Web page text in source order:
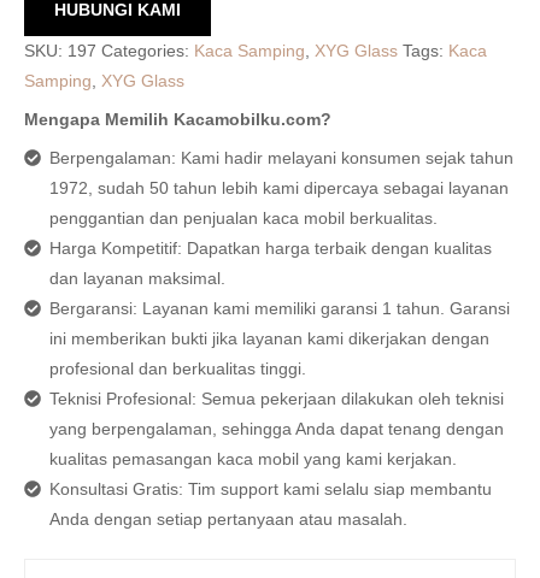
HUBUNGI KAMI
SKU: 197 Categories: Kaca Samping, XYG Glass Tags: Kaca
Samping, XYG Glass
Mengapa Memilih Kacamobilku.com?
Berpengalaman: Kami hadir melayani konsumen sejak tahun
1972, sudah 50 tahun lebih kami dipercaya sebagai layanan
penggantian dan penjualan kaca mobil berkualitas.
Harga Kompetitif: Dapatkan harga terbaik dengan kualitas
dan layanan maksimal.
Bergaransi: Layanan kami memiliki garansi 1 tahun. Garansi
ini memberikan bukti jika layanan kami dikerjakan dengan
profesional dan berkualitas tinggi.
Teknisi Profesional: Semua pekerjaan dilakukan oleh teknisi
yang berpengalaman, sehingga Anda dapat tenang dengan
kualitas pemasangan kaca mobil yang kami kerjakan.
Konsultasi Gratis: Tim support kami selalu siap membantu
Anda dengan setiap pertanyaan atau masalah.